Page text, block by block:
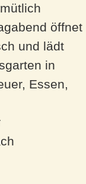
öffnet
und lädt
in
Essen,